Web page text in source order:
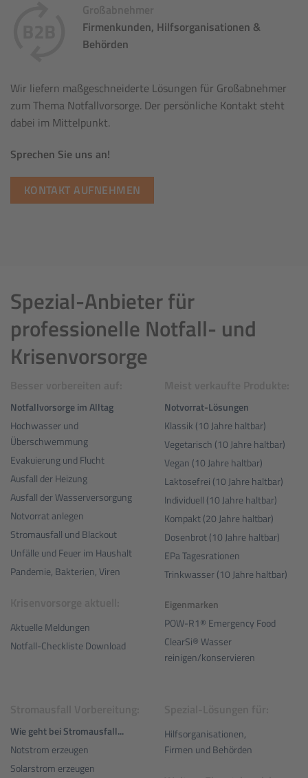
Großabnehmer
Firmenkunden, Hilfsorganisationen &
Behörden
Wir liefern maßgeschneiderte Lösungen für Großabnehmer
zum Thema Notfallvorsorge. Der persönliche Kontakt steht
dabei im Mittelpunkt.
Sprechen Sie uns an!
KONTAKT AUFNEHMEN
Spezial-Anbieter für
professionelle Notfall- und
Krisenvorsorge
Notfallvorsorge im Alltag
Hochwasser und
Überschwemmung
Evakuierung und Flucht
Ausfall der Heizung
Ausfall der Wasserversorgung
Notvorrat anlegen
Stromausfall und Blackout
Unfälle und Feuer im Haushalt
Pandemie, Bakterien, Viren
Aktuelle Meldungen
Notfall-Checkliste Download
Notvorrat-Lösungen
Klassik (10 Jahre haltbar)
Vegetarisch (10 Jahre haltbar)
Vegan (10 Jahre haltbar)
Laktosefrei (10 Jahre haltbar)
Individuell (10 Jahre haltbar)
Kompakt (20 Jahre haltbar)
Dosenbrot (10 Jahre haltbar)
EPa Tagesrationen
Trinkwasser (10 Jahre haltbar)
Eigenmarken
POW-R1® Emergency Food
ClearSi® Wasser
reinigen/konservieren
Wie geht bei Stromausfall...
Notstrom erzeugen
Solarstrom erzeugen
Hilfsorganisationen,
Firmen und Behörden